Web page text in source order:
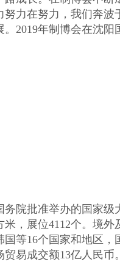
力在努力，我们奔波
2019年制博会在沈阳
院批准举办的国家级
，展位4112个。境外
等16个国家和地区，
易成交额13亿人民币。